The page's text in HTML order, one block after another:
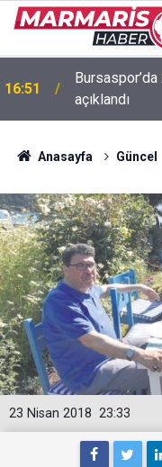
16:51
açıklandı
Anasayfa Güncel
23:33
23 Nisan 2018